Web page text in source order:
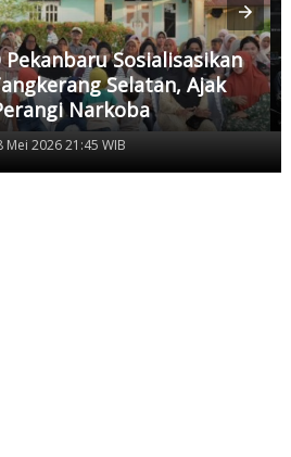
Pekanbaru Sosialisasikan
Selatan, Ajak
Narkoba
Mei 2026 21:45 WIB